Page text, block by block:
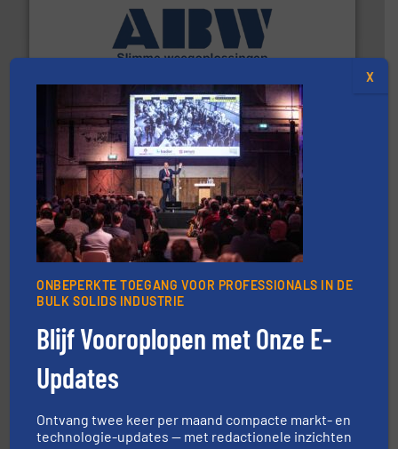
AB Weegtechniek
AB Weegtechniek (ABW) biedt naast een breed scala
HETHON is wereldwijd specialist in poeder- en
vloeistofdosering, met name bij lastig te verwerken
materialen.Meer info ➜
ONBEPERKTE TOEGANG VOOR PROFESSIONALS IN DE
BULK SOLIDS INDUSTRIE
Blijf Vooroplopen met Onze E-
Updates
Ontvang twee keer per maand compacte markt- en
technologie-updates — met redactionele inzichten
X